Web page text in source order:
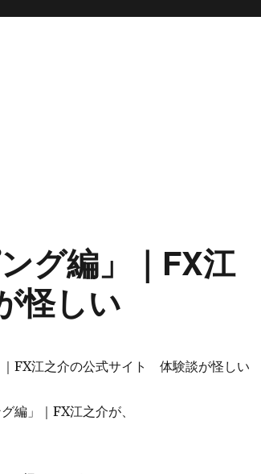
グ編」｜FX江
怪しい
FX江之介の公式サイト 体験談が怪しい
編」｜FX江之介が、